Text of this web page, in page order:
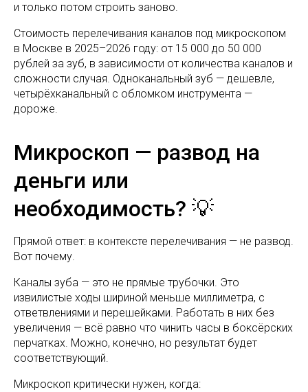
и только потом строить заново.
Стоимость перелечивания каналов под микроскопом
в Москве в 2025–2026 году: от 15 000 до 50 000
рублей за зуб, в зависимости от количества каналов и
сложности случая. Одноканальный зуб — дешевле,
четырёхканальный с обломком инструмента —
дороже.
Микроскоп — развод на
деньги или
необходимость? 💡
Прямой ответ: в контексте перелечивания — не развод.
Вот почему.
Каналы зуба — это не прямые трубочки. Это
извилистые ходы шириной меньше миллиметра, с
ответвлениями и перешейками. Работать в них без
увеличения — всё равно что чинить часы в боксёрских
перчатках. Можно, конечно, но результат будет
соответствующий.
Микроскоп критически нужен, когда: